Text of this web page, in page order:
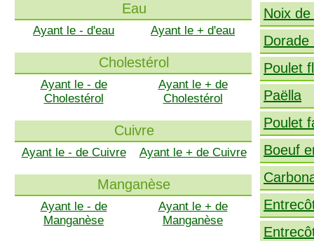
Eau
Ayant le - d'eau Ayant le + d'eau
Cholestérol
Ayant le - de
Cholestérol
Ayant le + de
Cholestérol
Cuivre
Ayant le - de Cuivre Ayant le + de Cuivre
Manganèse
Ayant le - de
Manganèse
Ayant le + de
Manganèse
Noix
Dorade
Poulet
Paëlla
Poulet
Boeuf